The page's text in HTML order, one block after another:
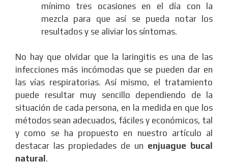
mínimo tres ocasiones en el día con la
mezcla para que así se pueda notar los
resultados y se aliviar los síntomas.
No hay que olvidar que la laringitis es una de las
infecciones más incómodas que se pueden dar en
las vías respiratorias. Así mismo, el tratamiento
puede resultar muy sencillo dependiendo de la
situación de cada persona, en la medida en que los
métodos sean adecuados, fáciles y económicos, tal
y como se ha propuesto en nuestro artículo al
destacar las propiedades de un enjuague bucal
natural .